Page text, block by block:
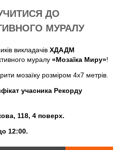
ДО
МУРАЛУ
викладачівХДАДМ
муралу«Мозаїка Миру»!
мозаїку розміром 4х7 метрів.
учасника Рекорду
118, 4 поверх.
12:00.